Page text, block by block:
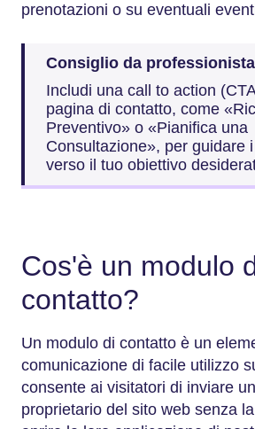
prenotazioni o su eventuali
Consiglio da
Includi una call to action
pagina di contatto, come
Preventivo» o «Pianifica una
Consultazione», per guidare
verso il tuo obiettivo
Cos'è un modulo
contatto?
Un modulo di contatto è un
comunicazione di facile utilizzo
consente ai visitatori di inviare
proprietario del sito web senza